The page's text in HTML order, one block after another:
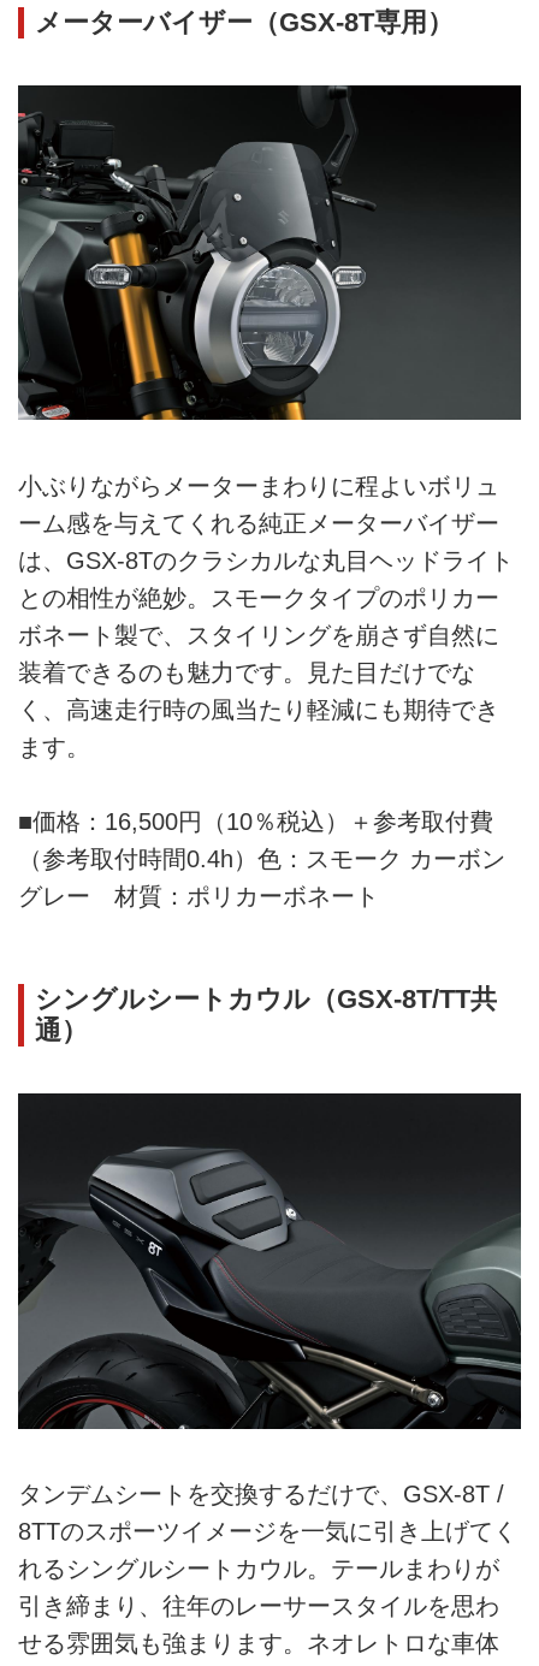
メーターバイザー（GSX-8T専用）
小ぶりながらメーターまわりに程よいボリュ
ーム感を与えてくれる純正メーターバイザー
は、GSX-8Tのクラシカルな丸目ヘッドライト
との相性が絶妙。スモークタイプのポリカー
ボネート製で、スタイリングを崩さず自然に
装着できるのも魅力です。見た目だけでな
く、高速走行時の風当たり軽減にも期待でき
ます。
■価格：16,500円（10％税込）＋参考取付費
（参考取付時間0.4h）色：スモーク カーボン
グレー 材質：ポリカーボネート
シングルシートカウル（GSX-8T/TT共
通）
タンデムシートを交換するだけで、GSX-8T /
8TTのスポーツイメージを一気に引き上げてく
れるシングルシートカウル。テールまわりが
引き締まり、往年のレーサースタイルを思わ
せる雰囲気も強まります。ネオレトロな車体